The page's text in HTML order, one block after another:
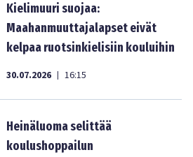
Kielimuuri suojaa:
Maahanmuuttajalapset eivät
kelpaa ruotsinkielisiin kouluihin
30.07.2026 | 16:15
Heinäluoma selittää
koulushoppailun